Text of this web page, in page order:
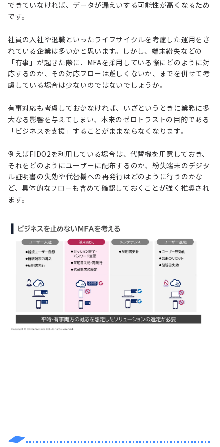
できていなければ、データが漏えいする可能性が高くなるため
です。
社員の入社や退職といったライフサイクルを考慮した運用をさ
れている企業は多いかと思います。しかし、端末紛失などの
「有事」が起きた際に、MFAを採用している際にどのように対
応するのか、その対応フローは難しくないか、までを併せて考
慮している場合は少ないのではないでしょうか。
有事対応も考慮しておかなければ、いざというときに業務に多
大なる影響を与えてしまい、本来のゼロトラストの目的である
「ビジネスを支援」することがままならなくなります。
例えばFIDO2を利用している場合は、代替機を用意しておき、
それをどのようにユーザーに配布するのか、紛失端末のデジタ
ル証明書の失効や代替機への再発行はどのように行うのかな
ど、具体的なフローも含めて確認しておくことが強く推奨され
ます。